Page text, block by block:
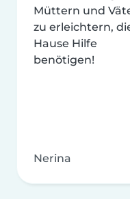
Müttern und
zu erleichtern,
Hause Hilfe
benötigen!
Nerina